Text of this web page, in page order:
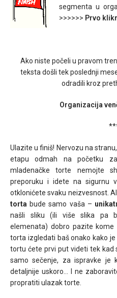
segmenta u
>>>>>> Prvo
Ako niste počeli u pravom
teksta došli tek poslednji
odradili kroz
Organizacija
Ulazite u finiš! Nervozu na
etapu odmah na početku
mladenačke torte nemojte
preporuku i idete na sigurnu
otklonićete svaku neizvesnost.
torta bude samo vaša –
našli sliku (ili više slika pa
elemenata) dobro pazite
torta izgledati baš onako kako
tortu ćete prvi put videti tek kad
samo sečenje, za ispravke je
detaljnije uskoro… I ne
propratiti ulazak torte.